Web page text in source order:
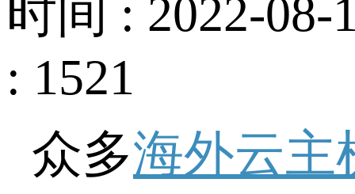
时间 : 2022-08-
: 1521
众多海外云主